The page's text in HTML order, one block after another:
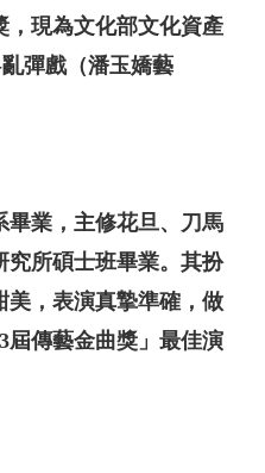
，現為文化部文化資產
彈戲（潘玉嬌藝
畢業，主修花旦、刀馬
究所碩士班畢業。其扮
美，表演真摯準確，做
屆傳藝金曲獎」最佳演